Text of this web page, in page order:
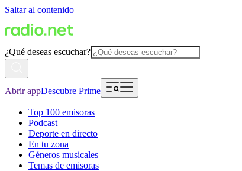
Saltar al contenido
¿Qué deseas escuchar?
Abrir appDescubre Prime
Top 100 emisoras
Podcast
Deporte en directo
En tu zona
Géneros musicales
Temas de emisoras